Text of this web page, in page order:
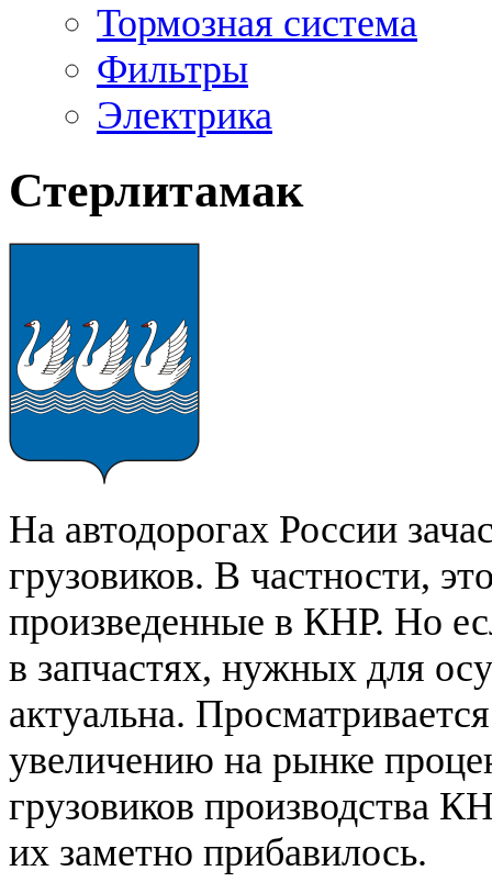
Тормозная система
Фильтры
Электрика
Стерлитамак
На автодорогах России
грузовиков. В частности,
произведенные в КНР. Но
в запчастях, нужных для
актуальна.
увеличению на рынке
грузовиков производства
их заметно прибавилось.